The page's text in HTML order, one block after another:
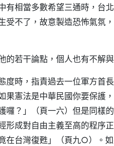
有相當多數希望三通時，台
受不了，故意製造恐怖氣氛
若干論點，個人也有不解
度時，指責過去一位軍方首
果憲法是中華民國你要保護
囉？」（頁一六）但是同樣
成對自由主義至高的程序正
在台灣復甦」（頁九○）。